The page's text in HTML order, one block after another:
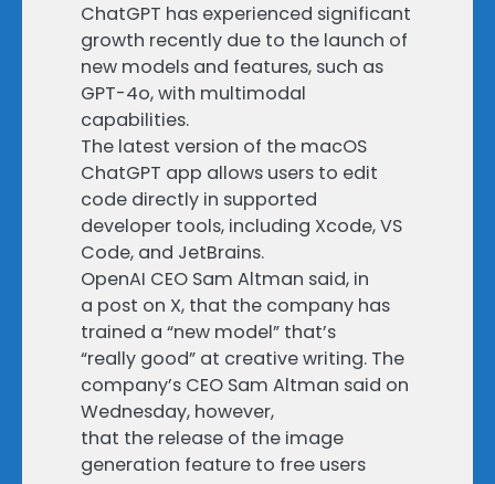
ChatGPT has experienced significant
growth recently due to the launch of
new models and features, such as
GPT-4o, with multimodal
capabilities.
The latest version of the macOS
ChatGPT app allows users to edit
code directly in supported
developer tools, including Xcode, VS
Code, and JetBrains.
OpenAI CEO Sam Altman said, in
a post on X, that the company has
trained a “new model” that’s
“really good” at creative writing. The
company’s CEO Sam Altman said on
Wednesday, however,
that the release of the image
generation feature to free users